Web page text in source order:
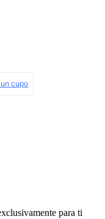
para ti